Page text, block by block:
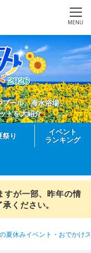
MENU
ール、海水浴場、
トを大紹介
祭り
イベント
ランキング
すが一部、昨年の情
ください。
夏休みイベント・おでかけ